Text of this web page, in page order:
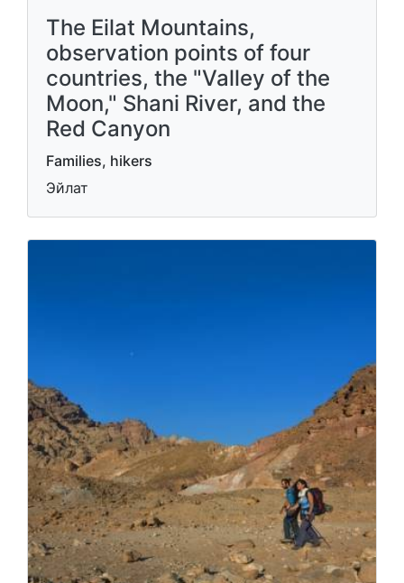
The Eilat Mountains,
observation points of four
countries, the "Valley of the
Moon," Shani River, and the
Red Canyon
Families, hikers
Эйлат